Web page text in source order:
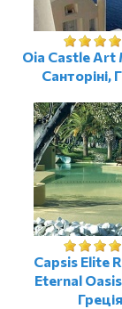
Oia Castle Art
Санторіні,
Capsis Elite
Eternal
Греція